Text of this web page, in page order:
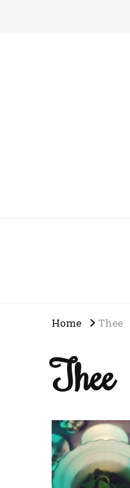
Home Thee
Thee